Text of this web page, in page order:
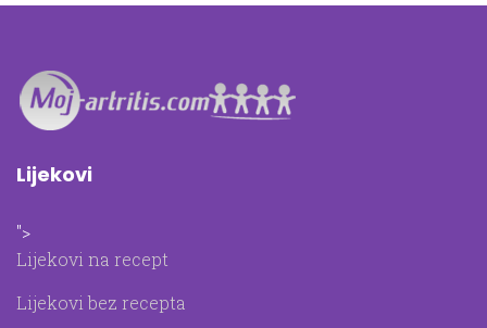
Lijekovi
">
Lijekovi na recept
Lijekovi bez recepta